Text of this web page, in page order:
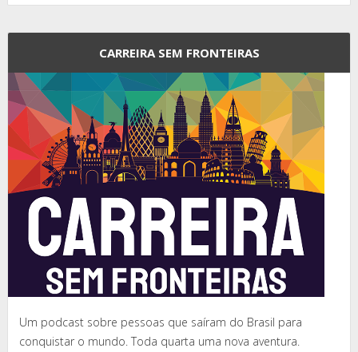
CARREIRA SEM FRONTEIRAS
Um podcast sobre pessoas que saíram do Brasil para
conquistar o mundo. Toda quarta uma nova aventura.